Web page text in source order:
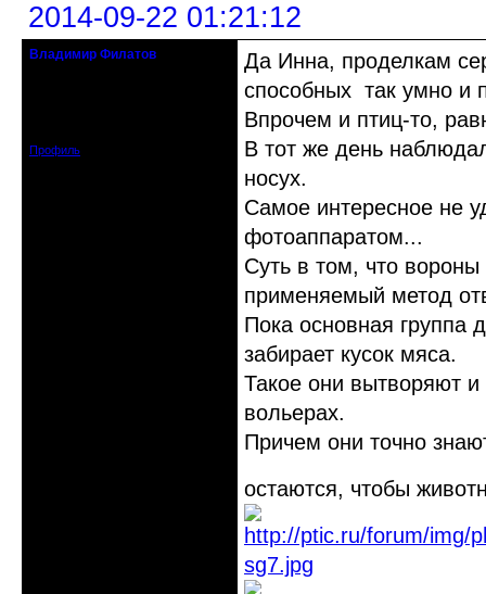
2014-09-22 01:21:12
Владимир Филатов
Профиль
Да Инна, проделкам
способных так умно и
Впрочем и птиц-то,
В тот же день
носух.
Самое интересное не
фотоаппаратом...
Суть в том, что
применяемый метод
Пока основная группа
забирает кусок мяса.
Такое они вытворяют
вольерах.
Причем они точно
остаются, чтобы